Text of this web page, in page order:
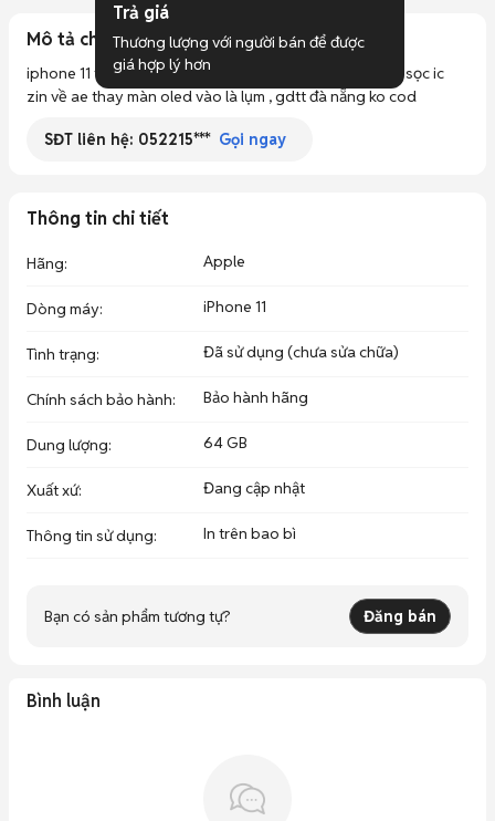
Mô tả chi tiết
iphone 11 thường 64gb pin dung lượng cao 100% màn sọc ic
zin về ae thay màn oled vào là lụm , gdtt đà nẵng ko cod
SĐT liên hệ: 052215*** Gọi ngay
Thông tin chi tiết
Hãng: Apple
Dòng máy: iPhone 11
Tình trạng: Đã sử dụng (chưa sửa chữa)
Chính sách bảo hành: Bảo hành hãng
Dung lượng: 64 GB
Xuất xứ: Đang cập nhật
Thông tin sử dụng: In trên bao bì
Bạn có sản phẩm tương tự? Đăng bán
Bình luận
Trả giá
Thương lượng với người bán để được
giá hợp lý hơn